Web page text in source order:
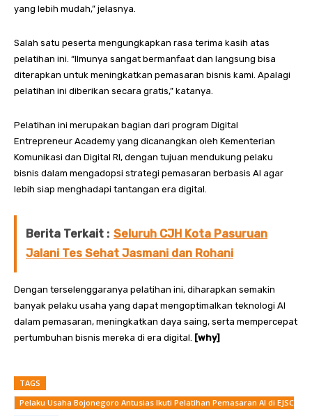
yang lebih mudah,” jelasnya.
Salah satu peserta mengungkapkan rasa terima kasih atas
pelatihan ini. “Ilmunya sangat bermanfaat dan langsung bisa
diterapkan untuk meningkatkan pemasaran bisnis kami. Apalagi
pelatihan ini diberikan secara gratis,” katanya.
Pelatihan ini merupakan bagian dari program Digital
Entrepreneur Academy yang dicanangkan oleh Kementerian
Komunikasi dan Digital RI, dengan tujuan mendukung pelaku
bisnis dalam mengadopsi strategi pemasaran berbasis AI agar
lebih siap menghadapi tantangan era digital.
Berita Terkait : Seluruh CJH Kota Pasuruan
Jalani Tes Sehat Jasmani dan Rohani
Dengan terselenggaranya pelatihan ini, diharapkan semakin
banyak pelaku usaha yang dapat mengoptimalkan teknologi AI
dalam pemasaran, meningkatkan daya saing, serta mempercepat
pertumbuhan bisnis mereka di era digital. [why]
TAGS
Pelaku Usaha Bojonegoro Antusias Ikuti Pelatihan Pemasaran AI di EJSC